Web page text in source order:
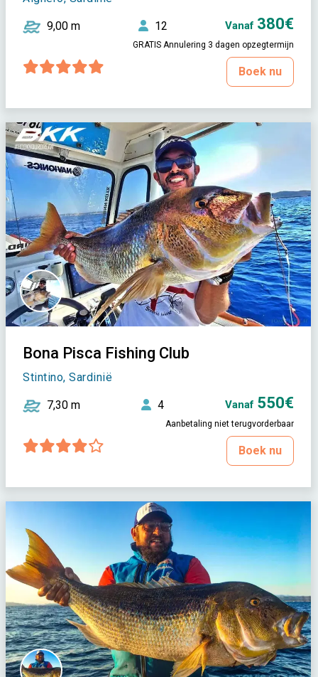
9,00 m 12 Vanaf 380€
GRATIS Annulering 3 dagen opzegtermijn
Boek nu
Bona Pisca Fishing Club
Stintino, Sardinië
7,30 m 4 Vanaf 550€
Aanbetaling niet terugvorderbaar
Boek nu